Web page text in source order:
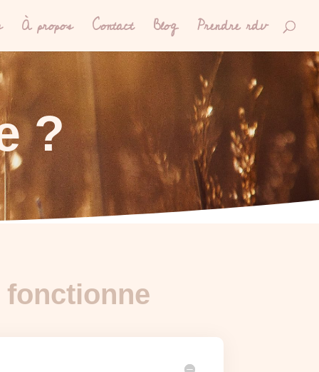
À propos Contact Blog Prendre rdv
?